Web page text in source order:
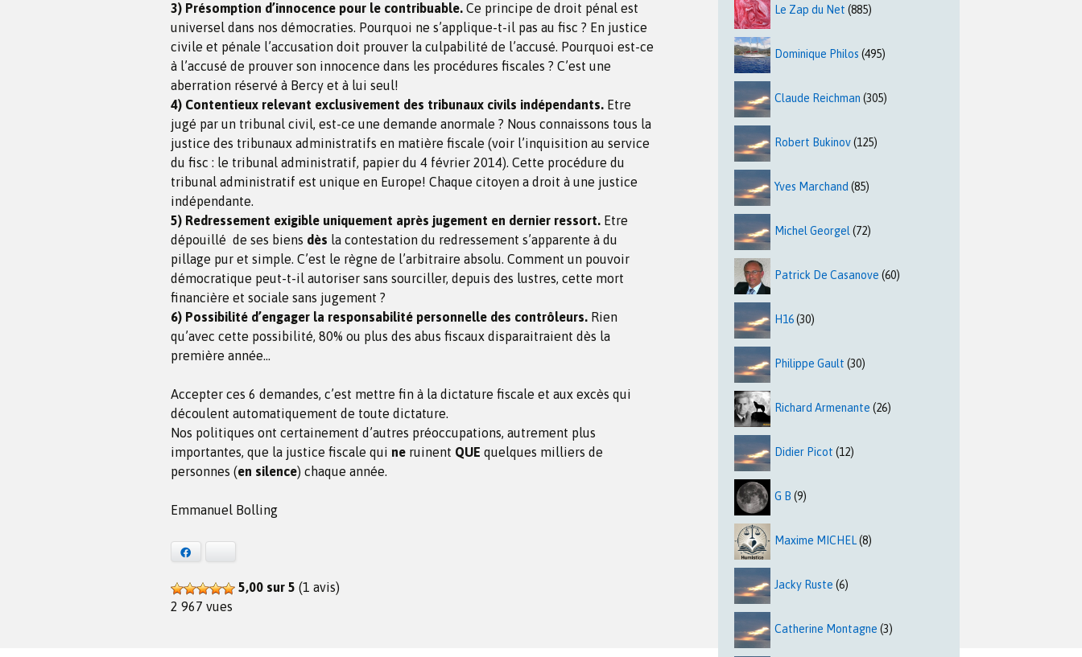
3) Présomption d’innocence pour le contribuable. Ce principe de droit pénal est
universel dans nos démocraties. Pourquoi ne s’applique-t-il pas au fisc ? En justice
civile et pénale l’accusation doit prouver la culpabilité de l’accusé. Pourquoi est-ce
à l’accusé de prouver son innocence dans les procédures fiscales ? C’est une
aberration réservé à Bercy et à lui seul!
4) Contentieux relevant exclusivement des tribunaux civils indépendants. Etre
jugé par un tribunal civil, est-ce une demande anormale ? Nous connaissons tous la
justice des tribunaux administratifs en matière fiscale (voir l’inquisition au service
du fisc : le tribunal administratif, papier du 4 février 2014). Cette procédure du
tribunal administratif est unique en Europe! Chaque citoyen a droit à une justice
indépendante.
5) Redressement exigible uniquement après jugement en dernier ressort. Etre
dépouillé de ses biens dès la contestation du redressement s’apparente à du
pillage pur et simple. C’est le règne de l’arbitraire absolu. Comment un pouvoir
démocratique peut-t-il autoriser sans sourciller, depuis des lustres, cette mort
financière et sociale sans jugement ?
6) Possibilité d’engager la responsabilité personnelle des contrôleurs. Rien
qu’avec cette possibilité, 80% ou plus des abus fiscaux disparaitraient dès la
première année…
Accepter ces 6 demandes, c’est mettre fin à la dictature fiscale et aux excès qui
découlent automatiquement de toute dictature.
Nos politiques ont certainement d’autres préoccupations, autrement plus
importantes, que la justice fiscale qui ne ruinent QUE quelques milliers de
personnes (en silence) chaque année.
Emmanuel Bolling
5,00 sur 5 (1 avis)
2 967 vues
Le Zap du Net (885)
Dominique Philos (495)
Claude Reichman (305)
Robert Bukinov(125)
Yves Marchand (85)
Michel Georgel (72)
Patrick De Casanove (60)
H16(30)
Philippe Gault (30)
Richard Armenante (26)
Didier Picot (12)
G B (9)
Maxime MICHEL(8)
Jacky Ruste (6)
Catherine Montagne (3)